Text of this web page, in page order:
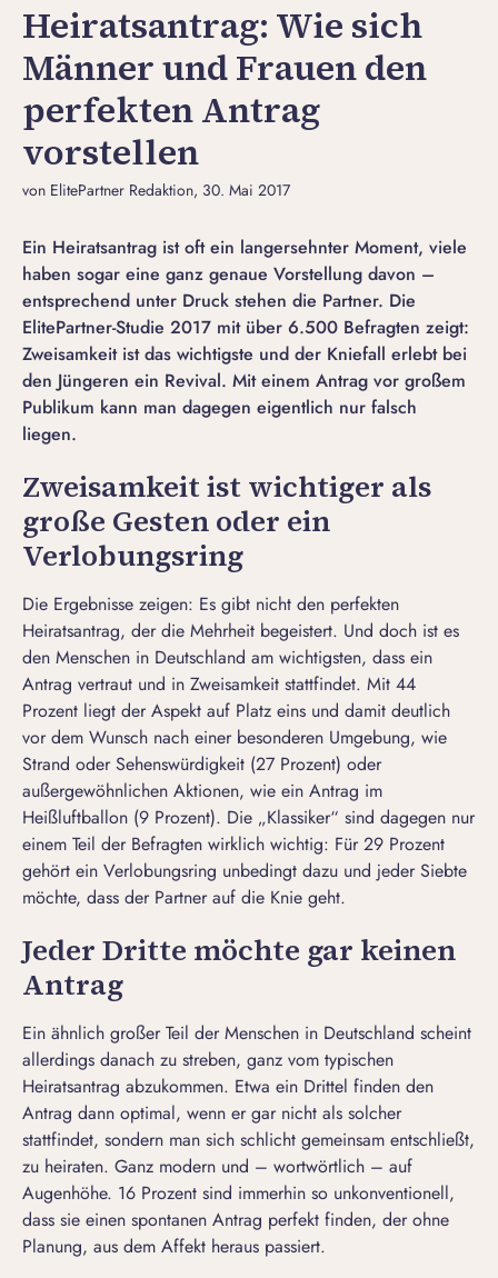
Heiratsantrag: Wie sich
Männer und Frauen den
perfekten Antrag
vorstellen
von ElitePartner Redaktion, 30. Mai 2017
Ein Heiratsantrag ist oft ein langersehnter Moment, viele
haben sogar eine ganz genaue Vorstellung davon –
entsprechend unter Druck stehen die Partner. Die
ElitePartner-Studie 2017 mit über 6.500 Befragten zeigt:
Zweisamkeit ist das wichtigste und der Kniefall erlebt bei
den Jüngeren ein Revival. Mit einem Antrag vor großem
Publikum kann man dagegen eigentlich nur falsch
liegen.
Zweisamkeit ist wichtiger als
große Gesten oder ein
Verlobungsring
Die Ergebnisse zeigen: Es gibt nicht den perfekten
Heiratsantrag, der die Mehrheit begeistert. Und doch ist es
den Menschen in Deutschland am wichtigsten, dass ein
Antrag vertraut und in Zweisamkeit stattfindet. Mit 44
Prozent liegt der Aspekt auf Platz eins und damit deutlich
vor dem Wunsch nach einer besonderen Umgebung, wie
Strand oder Sehenswürdigkeit (27 Prozent) oder
außergewöhnlichen Aktionen, wie ein Antrag im
Heißluftballon (9 Prozent). Die „Klassiker“ sind dagegen nur
einem Teil der Befragten wirklich wichtig: Für 29 Prozent
gehört ein Verlobungsring unbedingt dazu und jeder Siebte
möchte, dass der Partner auf die Knie geht.
Jeder Dritte möchte gar keinen
Antrag
Ein ähnlich großer Teil der Menschen in Deutschland scheint
allerdings danach zu streben, ganz vom typischen
Heiratsantrag abzukommen. Etwa ein Drittel finden den
Antrag dann optimal, wenn er gar nicht als solcher
stattfindet, sondern man sich schlicht gemeinsam entschließt,
zu heiraten. Ganz modern und – wortwörtlich – auf
Augenhöhe. 16 Prozent sind immerhin so unkonventionell,
dass sie einen spontanen Antrag perfekt finden, der ohne
Planung, aus dem Affekt heraus passiert.